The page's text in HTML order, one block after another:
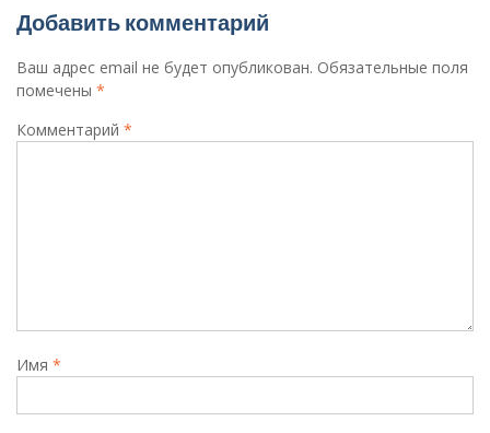
Добавить комментарий
Ваш адрес email не будет опубликован. Обязательные поля
помечены *
Комментарий *
Имя *